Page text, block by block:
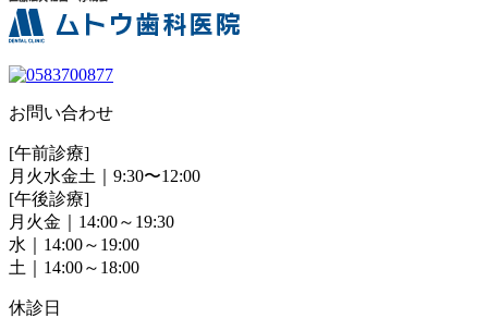
お問い合わせ
[午前診療]
月火水金土｜9:30〜12:00
[午後診療]
月火金｜14:00～19:30
水｜14:00～19:00
土｜14:00～18:00
休診日